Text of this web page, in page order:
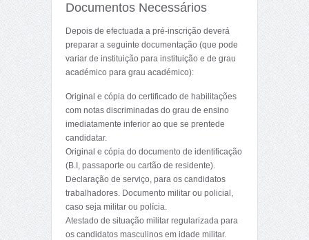
Documentos Necessários
Depois de efectuada a pré-inscrição deverá
preparar a seguinte documentação (que pode
variar de instituição para instituição e de grau
académico para grau académico):
Original e cópia do certificado de habilitações
com notas discriminadas do grau de ensino
imediatamente inferior ao que se prentede
candidatar.
Original e cópia do documento de identificação
(B.I, passaporte ou cartão de residente).
Declaração de serviço, para os candidatos
trabalhadores. Documento militar ou policial,
caso seja militar ou polícia.
Atestado de situação militar regularizada para
os candidatos masculinos em idade militar.